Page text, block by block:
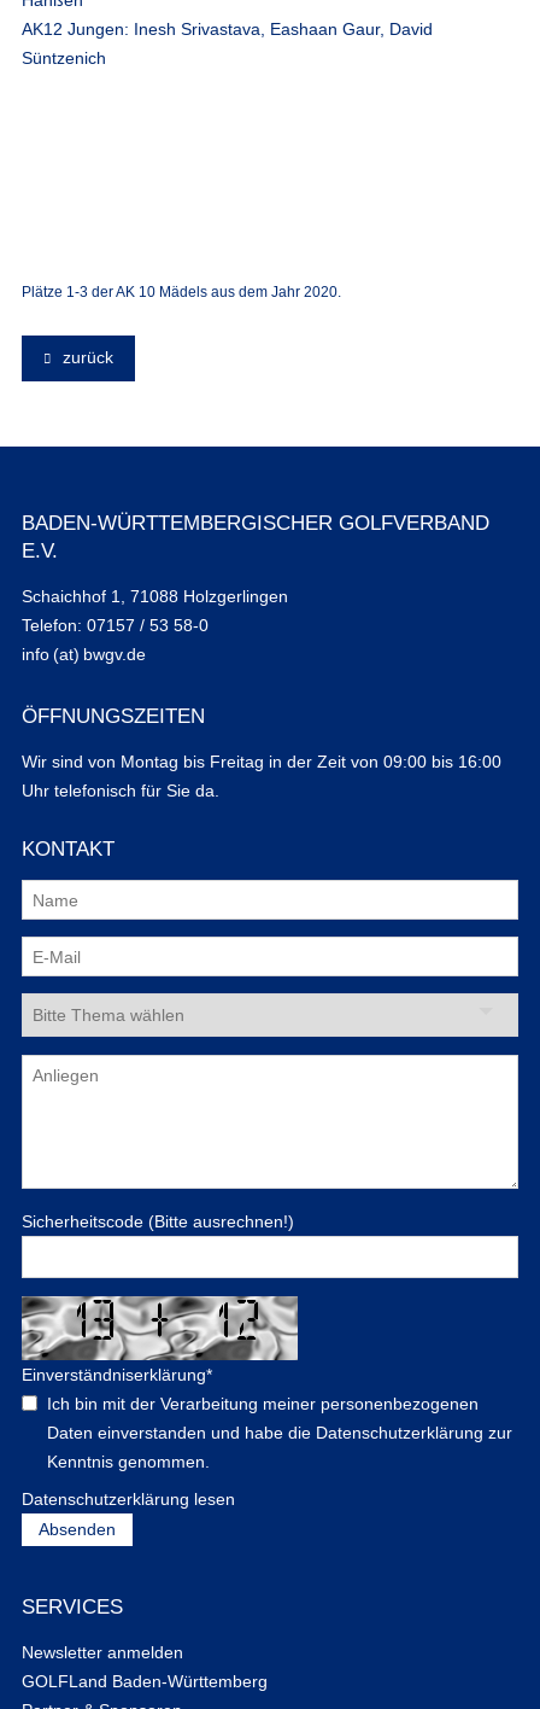
AK12 Jungen: Inesh Srivastava, Eashaan Gaur, David
Süntzenich
Plätze 1-3 der AK 10 Mädels aus dem Jahr 2020.
zurück
BADEN-WÜRTTEMBERGISCHER GOLFVERBAND
E.V.
Schaichhof 1, 71088 Holzgerlingen
Telefon: 07157 / 53 58-0
info (at) bwgv.de
ÖFFNUNGSZEITEN
Wir sind von Montag bis Freitag in der Zeit von 09:00 bis 16:00
Uhr telefonisch für Sie da.
KONTAKT
Sicherheitscode (Bitte ausrechnen!)
Einverständniserklärung*
Ich bin mit der Verarbeitung meiner personenbezogenen
Daten einverstanden und habe die Datenschutzerklärung zur
Kenntnis genommen.
Datenschutzerklärung lesen
SERVICES
Newsletter anmelden
GOLFLand Baden-Württemberg